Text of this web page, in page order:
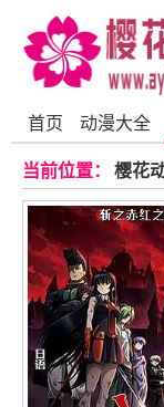
首页 动漫大全
当前位置： 樱花